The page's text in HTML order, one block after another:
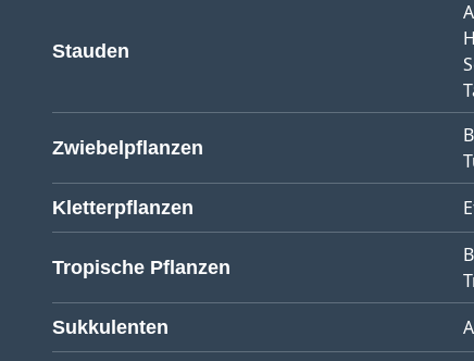
Stauden
Zwiebelpflanzen
Kletterpflanzen
Tropische Pflanzen
Sukkulenten